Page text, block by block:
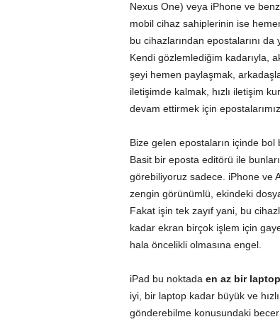
Nexus One) veya iPhoneve
mobil cihaz sahiplerinin ise
bu cihazlarından epostalarını da
Kendi gözlemlediğim kadarıyla,
şeyi hemen paylaşmak,
iletişimde kalmak, hızlı iletişim
devam ettirmek için
Bize gelen epostaların içinde
Basit bir eposta editörü ile
görebiliyoruz sadece. iPhone ve
zengin görünümlü, ekindeki
Fakat işin tek zayıf yani, bu
kadar ekran birçok işlem için
hala öncelikli olmasına engel.
iPad bu noktada en az bir laptop
iyi, bir laptop kadar büyük ve
gönderebilme konusundaki